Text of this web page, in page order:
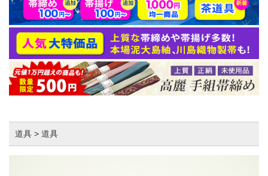
道具 > 道具